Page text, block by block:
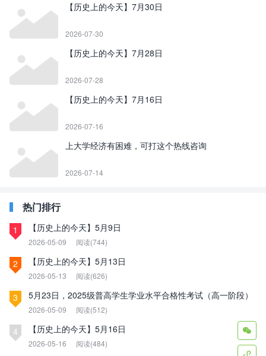
【历史上的今天】7月30日
2026-07-30
【历史上的今天】7月28日
2026-07-28
【历史上的今天】7月16日
2026-07-16
上大学经济有困难，可打这个热线咨询
2026-07-14
热门排行
1 【历史上的今天】5月9日
2026-05-09 阅读(744)
2 【历史上的今天】5月13日
2026-05-13 阅读(626)
3 5月23日，2025级普高学生学业水平合格性考试（高一阶段）
2026-05-09 阅读(512)
4 【历史上的今天】5月16日
2026-05-16 阅读(484)
